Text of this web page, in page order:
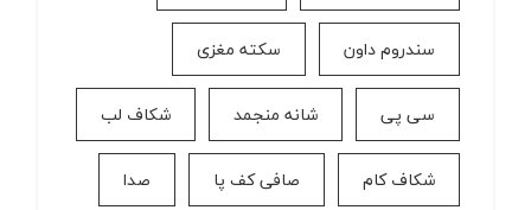
سندروم داون سکته مغزی
سی پی شانه منجمد شکاف لب
شکاف کام صافی کف پا صدا